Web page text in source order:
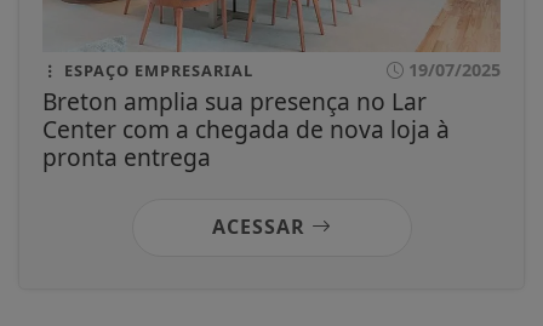
ESPAÇO EMPRESARIAL 19/07/2025
Breton amplia sua presença no Lar
Center com a chegada de nova loja à
pronta entrega
ACESSAR